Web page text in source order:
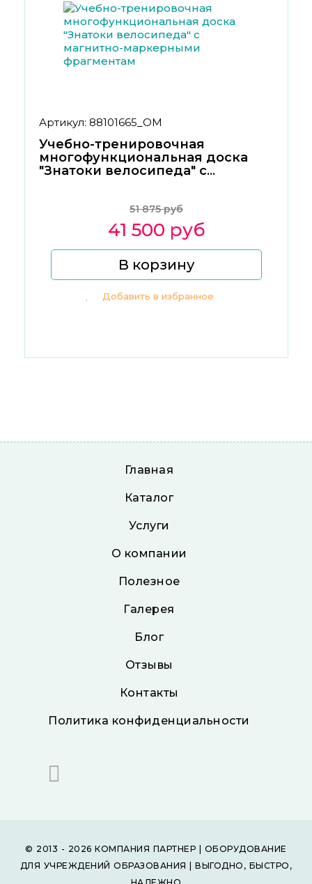
Артикул: 88101665_ОМ
Учебно-тренировочная
многофункциональная доска
"Знатоки велосипеда" с
51 875 руб
41 500 руб
В корзину
Добавить в избранное
Главная
Каталог
Услуги
О компании
Полезное
Галерея
Блог
Отзывы
Контакты
Политика конфиденциальности
© 2013 - 2026 КОМПАНИЯ ПАРТНЕР | ОБОРУДОВАНИЕ
ДЛЯ УЧРЕЖДЕНИЙ ОБРАЗОВАНИЯ | ВЫГОДНО, БЫСТРО,